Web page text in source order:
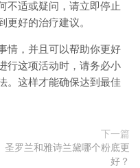
不适或疑问，请立即停止
更好的治疗建议。
情，并且可以帮助你更好
行这项活动时，请务必小
。这样才能确保达到最佳
下一篇
圣罗兰和雅诗兰黛哪个粉底更
好？